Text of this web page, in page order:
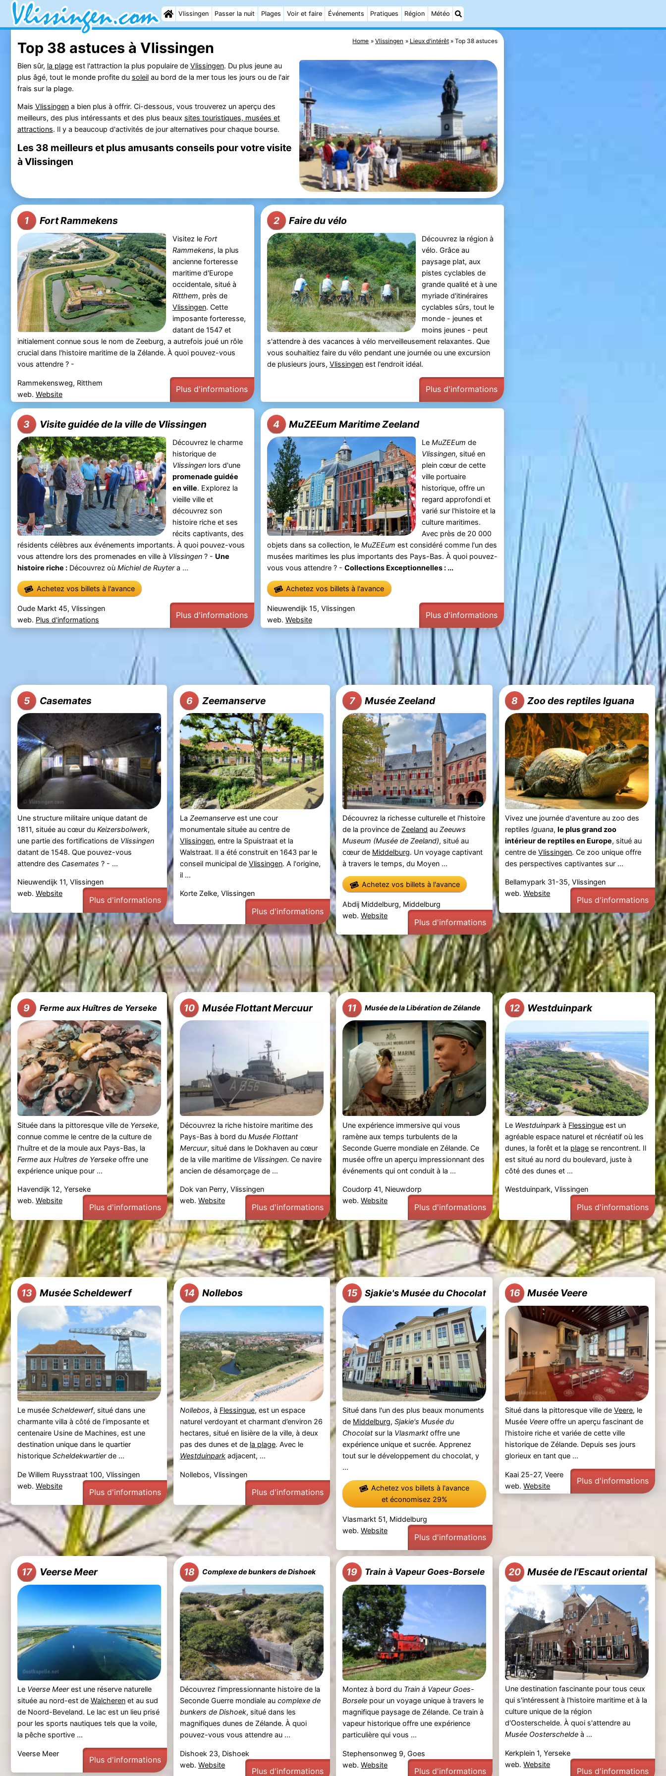
Vlissingen Passer la nuit Plages Voir et faire Événements Pratiques Région Météo
Home Vlissingen Lieux d'intérêt Top 38 astuces
Top 38 astuces à Vlissingen
Bien sûr, la plageest l'attraction la plus populaire de Vlissingen. Du plus jeune au
plus âgé, tout le monde profite du soleilau bord de la mer tous les jours ou de l'air
frais sur la plage.
Mais Vlissingena bien plus à offrir. Ci-dessous, vous trouverez un aperçu des
meilleurs, des plus intéressants et des plus beaux sites touristiques, musées et
attractions. Il y a beaucoup d'activités de jour alternatives pour chaque bourse.
Les 38 meilleurs et plus amusants conseils pour votre visite
à Vlissingen
1 Fort Rammekens
Visitez le Fort
Rammekens, la plus
ancienne forteresse
maritime d'Europe
occidentale, situé à
Ritthem, près de
Vlissingen. Cette
imposante forteresse,
datant de 1547 et
initialement connue sous le nom de Zeeburg, a autrefois joué un rôle
crucial dans l'histoire maritime de la Zélande. À quoi pouvez-vous
vous attendre ? -
Rammekensweg, Ritthem
web. Website Plus d'informations
2 Faire du vélo
Découvrez la région à
vélo. Grâce au
paysage plat, aux
pistes cyclables de
grande qualité et à une
myriade d'itinéraires
cyclables sûrs, tout le
monde - jeunes et
moins jeunes - peut
s'attendre à des vacances à vélo merveilleusement relaxantes. Que
vous souhaitiez faire du vélo pendant une journée ou une excursion
de plusieurs jours, Vlissingenest l'endroit idéal.
Plus d'informations
3 Visite guidée de la ville de Vlissingen
Découvrez le charme
historique de
Vlissingenlors d'une
promenade guidée
en ville. Explorez la
vieille ville et
découvrez son
histoire riche et ses
récits captivants, des
résidents célèbres aux événements importants. À quoi pouvez-vous
vous attendre lors des promenades en ville à Vlissingen? - Une
histoire riche :Découvrez où Michiel de Ruytera ...
Achetez vos billets à l'avance
Oude Markt 45, Vlissingen
web. Plus d'informations Plus d'informations
4 MuZEEum Maritime Zeeland
LeMuZEEum de
Vlissingen, situé en
plein cœur de cette
ville portuaire
historique, offre un
regard approfondi et
varié sur l'histoire et la
culture maritimes.
Avec près de 20 000
objets dans sa collection, le MuZEEum est considéré comme l'un des
musées maritimes les plus importants des Pays-Bas. À quoi pouvez-
vous vous attendre ? - Collections Exceptionnelles : ...
Achetez vos billets à l'avance
Nieuwendijk 15, Vlissingen
web. Website Plus d'informations
5 Casemates
Une structure militaire unique datant de
1811, située au cœur du Keizersbolwerk,
une partie des fortifications de Vlissingen
datant de 1548. Que pouvez-vous
attendre des Casemates ? - ...
Nieuwendijk 11, Vlissingen
web. Website
Plus d'informations
6 Zeemanserve
La Zeemanserveest une cour
monumentale située au centre de
Vlissingen, entre la Spuistraat et la
Walstraat. Il a été construit en 1643 par le
conseil municipal de Vlissingen. A l'origine,
il ...
Korte Zelke, Vlissingen
Plus d'informations
7 Musée Zeeland
Découvrez la richesse culturelle et l'histoire
de la province deZeeland auZeeuws
Museum (Musée de Zeeland), situé au
cœur de Middelburg. Un voyage captivant
à travers le temps, du Moyen ...
Achetez vos billets à l'avance
Abdij Middelburg, Middelburg
web.Website
Plus d'informations
8 Zoo des reptiles Iguana
Vivez une journée d'aventure au zoo des
reptilesIguana,le plus grand zoo
intérieur de reptiles en Europe, situé au
centre deVlissingen. Ce zoo unique offre
des perspectives captivantes sur ...
Bellamypark 31-35, Vlissingen
web.Website
Plus d'informations
9 Ferme aux Huîtres de Yerseke
Située dans la pittoresque ville de Yerseke,
connue comme le centre de la culture de
l'huître et de la moule aux Pays-Bas, la
Ferme aux Huîtres de Yersekeoffre une
expérience unique pour ...
Havendijk 12, Yerseke
web. Website
Plus d'informations
10 Musée Flottant Mercuur
Découvrez la riche histoire maritime des
Pays-Bas à bord du Musée Flottant
Mercuur, situé dans le Dokhaven au cœur
de la ville maritime de Vlissingen. Ce navire
ancien de désamorçage de ...
Dok van Perry, Vlissingen
web. Website
Plus d'informations
11 Musée de la Libération de Zélande
Une expérience immersive qui vous
ramène aux temps turbulents de la
Seconde Guerre mondiale en Zélande. Ce
musée offre un aperçu impressionnant des
événements qui ont conduit à la ...
Coudorp 41, Nieuwdorp
web.Website
Plus d'informations
12 Westduinpark
Le Westduinpark à Flessingue est un
agréable espace naturel et récréatif où les
dunes, la forêt et la plage se rencontrent. Il
est situé au nord du boulevard, juste à
côté des dunes et ...
Westduinpark, Vlissingen
Plus d'informations
13 Musée Scheldewerf
Le musée Scheldewerf, situé dans une
charmante villa à côté de l’imposante et
centenaire Usine de Machines, est une
destination unique dans le quartier
historique Scheldekwartierde ...
De Willem Ruysstraat 100, Vlissingen
web. Website
Plus d'informations
14 Nollebos
Nollebos, à Flessingue, est un espace
naturel verdoyant et charmant d’environ 26
hectares, situé en lisière de la ville, à deux
pas des dunes et de la plage. Avec le
Westduinparkadjacent, ...
Nollebos, Vlissingen
Plus d'informations
15 Sjakie's Musée du Chocolat
Situé dans l'un des plus beaux monuments
de Middelburg,Sjakie's Musée du
Chocolat sur la Vlasmarkt offre une
expérience unique et sucrée. Apprenez
tout sur le développement du chocolat, y
...
Achetez vos billets à l'avance
et économisez 29%
Vlasmarkt 51, Middelburg
web.Website
Plus d'informations
16 Musée Veere
Situé dans la pittoresque ville deVeere, le
Musée Veere offre un aperçu fascinant de
l'histoire riche et variée de cette ville
historique de Zélande. Depuis ses jours
glorieux en tant que ...
Kaai 25-27, Veere
web.Website Plus d'informations
17 Veerse Meer
Le Veerse Meerest une réserve naturelle
située au nord-est de Walcherenet au sud
de Noord-Beveland. Le lac est un lieu prisé
pour les sports nautiques tels que la voile,
la pêche sportive ...
Veerse Meer
Plus d'informations
18 Complexe de bunkers de Dishoek
Découvrez l'impressionnante histoire de la
Seconde Guerre mondiale au complexe de
bunkers de Dishoek, situé dans les
magnifiques dunes de Zélande. À quoi
pouvez-vous vous attendre au ...
Dishoek 23, Dishoek
web. Website
Plus d'informations
19 Train à Vapeur Goes-Borsele
Montez à bord du Train à Vapeur Goes-
Borsele pour un voyage unique à travers le
magnifique paysage de Zélande. Ce train à
vapeur historique offre une expérience
particulière qui vous ...
Stephensonweg 9, Goes
web.Website
Plus d'informations
20 Musée de l'Escaut oriental
Une destination fascinante pour tous ceux
qui s'intéressent à l'histoire maritime et à la
culture unique de la région
d'Oosterschelde. À quoi s'attendre au
Musée Oosterschelde à ...
Kerkplein 1, Yerseke
web.Website
Plus d'informations